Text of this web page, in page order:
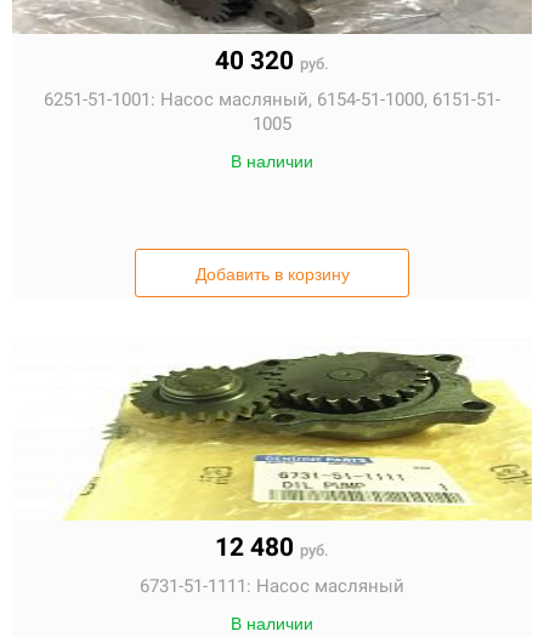
40 320 руб.
6251-51-1001: Насос масляный, 6154-51-1000, 6151-51-
1005
В наличии
Добавить в корзину
12 480 руб.
6731-51-1111: Насос масляный
В наличии